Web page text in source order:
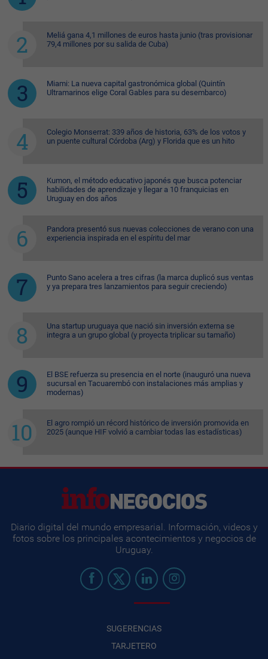
Meliá gana 4,1 millones de euros hasta junio (tras provisionar
79,4 millones por su salida de Cuba)
Miami: La nueva capital gastronómica global (Quintín
Ultramarinos elige Coral Gables para su desembarco)
Colegio Monserrat: 339 años de historia, 63% de los votos y
un puente cultural Córdoba (Arg) y Florida que es un hito
Kumon, el método educativo japonés que busca potenciar
habilidades de aprendizaje y llegar a 10 franquicias en
Uruguay en dos años
Pandora presentó sus nuevas colecciones de verano con una
experiencia inspirada en el espíritu del mar
Punto Sano acelera a tres cifras (la marca duplicó sus ventas
y ya prepara tres lanzamientos para seguir creciendo)
Una startup uruguaya que nació sin inversión externa se
integra a un grupo global (y proyecta triplicar su tamaño)
El BSE refuerza su presencia en el norte (inauguró una nueva
sucursal en Tacuarembó con instalaciones más amplias y
modernas)
El agro rompió un récord histórico de inversión promovida en
2025 (aunque HIF volvió a cambiar todas las estadísticas)
Diario digital del mundo empresarial. Información, videos y
fotos sobre los principales acontecimientos y negocios de
Uruguay.
SUGERENCIAS
TARJETERO